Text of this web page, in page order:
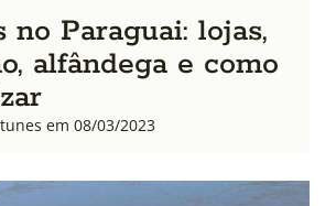
no Paraguai: lojas,
alfândega e como
em 08/03/2023